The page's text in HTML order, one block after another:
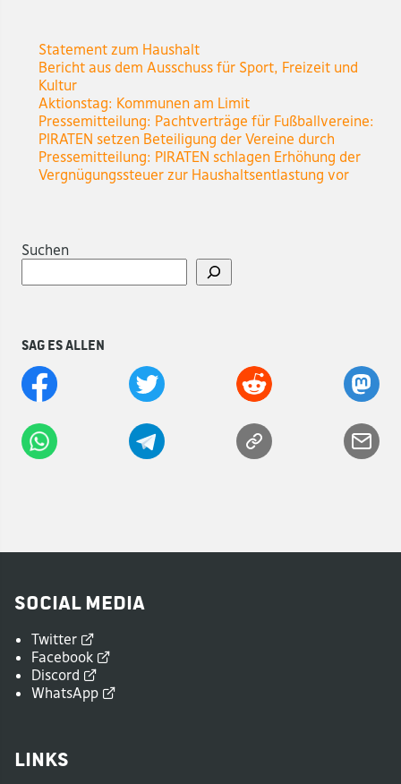
Statement zum Haushalt
Bericht aus dem Ausschuss für Sport, Freizeit und
Kultur
Aktionstag: Kommunen am Limit
Pressemitteilung: Pachtverträge für Fußballvereine:
PIRATEN setzen Beteiligung der Vereine durch
Pressemitteilung: PIRATEN schlagen Erhöhung der
Vergnügungssteuer zur Haushaltsentlastung vor
Suchen
Sag es allen
Social Media
Twitter
Facebook
Discord
WhatsApp
Links